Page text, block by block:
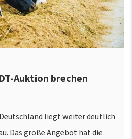
Auktion brechen
liegt weiter deutlich
Das große Angebot hat die